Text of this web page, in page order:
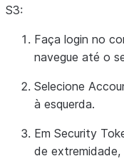
S3:
Faça login no
navegue até o
Selecione
à esquerda.
Em Security
de